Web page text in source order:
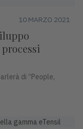
10 MARZO 2021
di “People,